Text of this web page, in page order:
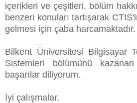
içerikleri ve çeşitleri, bölüm
benzeri konuları tartışarak
gelmesi için çaba harcamaktadır.
Bilkent Üniversitesi Bilgisayar
Sistemleri bölümünü
başarılar diliyorum.
İyi çalışmalar,